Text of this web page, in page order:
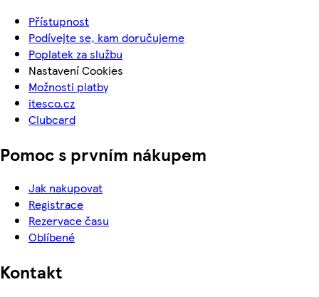
Přístupnost
Podívejte se, kam doručujeme
Poplatek za službu
Nastavení Cookies
Možnosti platby
itesco.cz
Clubcard
Pomoc s prvním nákupem
Jak nakupovat
Registrace
Rezervace času
Oblíbené
Kontakt